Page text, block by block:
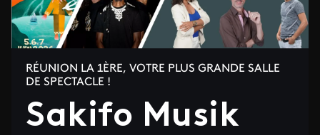
RÉUNION LA 1ÈRE, VOTRE PLUS GRANDE SALLE
DE SPECTACLE !
Sakifo Musik